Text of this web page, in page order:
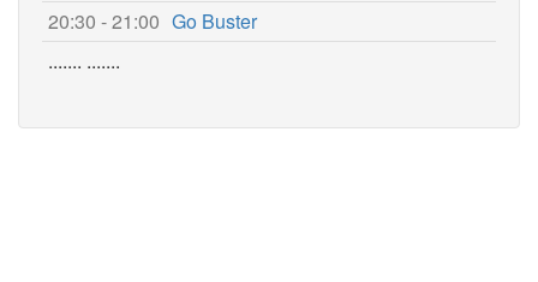
20:30 - 21:00 Go Buster
....... .......